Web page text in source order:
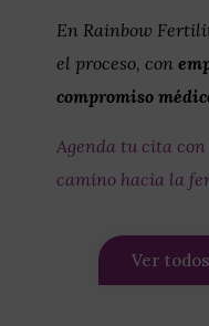
En Rainbow
el proceso, con
compromiso
Agenda tu cita
camino hacia la
Ver